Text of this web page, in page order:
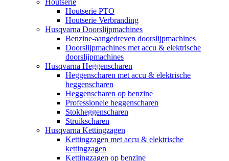
Houtserie PTO
Houtserie Verbranding
Husqvarna Doorslijpmachines
Benzine-aangedreven doorslijpmachines
Doorslijpmachines met accu & elektrische
doorslijpmachines
Husqvarna Heggenscharen
Heggenscharen met accu & elektrische
heggenscharen
Heggenscharen op benzine
Professionele heggenscharen
Stokheggenscharen
Struikscharen
Husqvarna Kettingzagen
Kettingzagen met accu & elektrische
kettingzagen
Kettingzagen op benzine